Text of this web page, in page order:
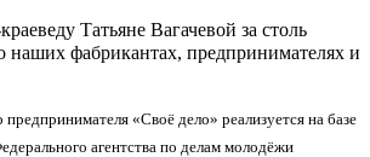
Татьяне Вагачевой за столь
наших фабрикантах, предпринимателях и
«Своё дело» реализуется на базе
агентства по делам молодёжи